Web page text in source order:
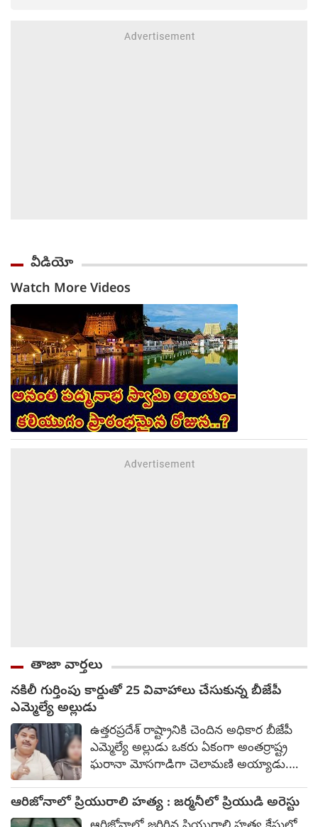
వీడియో
Watch More Videos
తాజా వార్తలు
నకిలీ గుర్తింపు కార్డుతో 25 వివాహాలు చేసుకున్న బీజేపీ
ఎమ్మెల్యే అల్లుడు
ఉత్తరప్రదేశ్ రాష్ట్రానికి చెందిన అధికార బీజేపీ
ఎమ్మెల్యే అల్లుడు ఒకరు ఏకంగా అంతర్రాష్ట్ర
ఘరానా మోసగాడిగా చెలామణి అయ్యాడు.
చేసుకుని ఎంజాయ్ చేశాడు. ఆ నిందితుడు
పేరు ప్రకార్ త్రివేది. సేవతా నియోజకవర్గ
ఆరిజోనాలో ప్రియురాలి హత్య : జర్మనీలో ప్రియుడి అరెస్టు